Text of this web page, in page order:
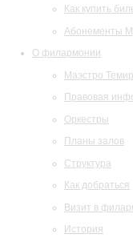
Как купить
Абонементы
О филармонии
Маэстро
Правовая
Оркестры
Планы залов
Структура
Как добраться
Визит в
История